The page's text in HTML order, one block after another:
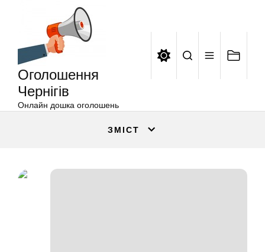
Оголошення
Чернігів
Онлайн дошка оголошень
ЗМІСТ